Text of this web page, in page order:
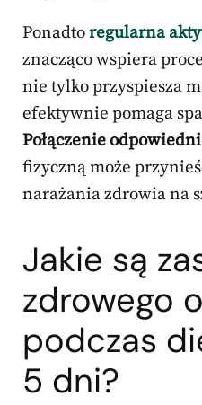
Ponadtoregularna
znacząco wspiera
nie tylko przyspiesza
efektywnie pomaga
Połączenie
fizyczną może
narażania zdrowia na
Jakie są
zdrowego
podczas
5 dni?